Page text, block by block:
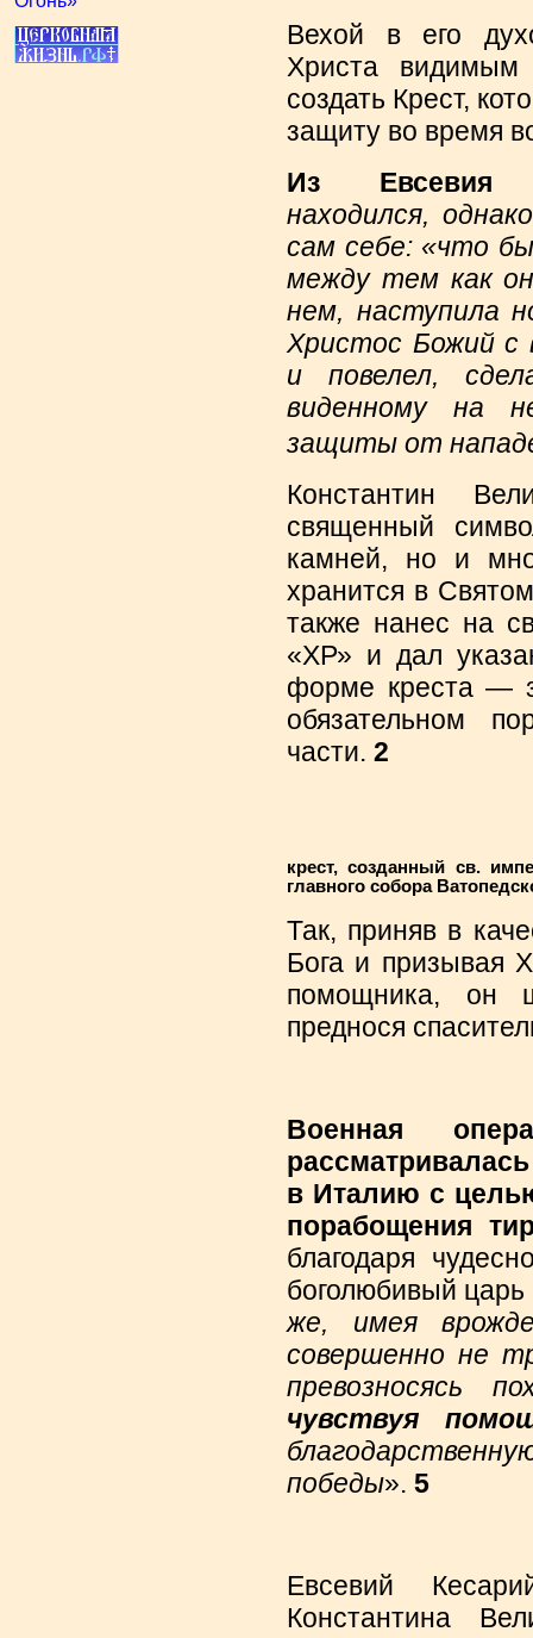
Вехой в его
Христа видимым
создать Крест,
защиту во время
Из Евсевия
находился,
сам себе: «что
между тем как
нем, наступила
Христос Божий с
и повелел,
виденному на
защиты от
Константин
священный
камней, но и
хранится в
также нанес на
«XР» и дал
форме креста —
обязательном
части. 2
крест, созданный св.
главного собора
Так, приняв в
Бога и призывая
помощника, он
преднося
Военная
в Италию с
порабощения
благодаря
боголюбивый
же, имея
совершенно не
превозносясь
чувствуя
победы». 5
Евсевий
Константина